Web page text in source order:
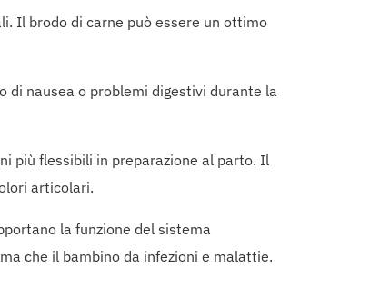
Il brodo di carne può essere un ottimo
di nausea o problemi digestivi durante la
più flessibili in preparazione al parto. Il
articolari.
la funzione del sistema
che il bambino da infezioni e malattie.